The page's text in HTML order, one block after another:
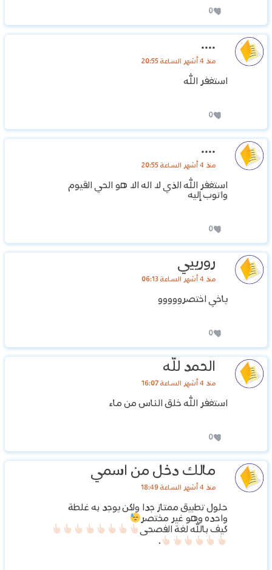
0
....
منذ 4 أشهر الساعة 20:55
استغفر الله
0
....
منذ 4 أشهر الساعة 20:55
استغفر الله الذي لا اله الا هو الحي القيوم
واتوب إليه
0
رورييي
منذ 4 أشهر الساعة 06:13
ياخي اختصرووووو
0
الحمد لله
منذ 4 أشهر الساعة 16:07
استغفر الله خلق الناس من ماء
0
مالك دخل من اسمي
منذ 4 أشهر الساعة 18:49
حلول تطبيق ممتاز جدا ولكن يوجد به غلطة
واحده وهو غير مختصر
كيف بالله لغة الفصحى
.